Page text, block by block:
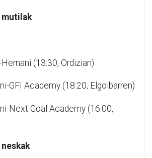
mutilak
(13:30, Ordizian)
GFI Academy (18:20, Elgoibarren)
Next Goal Academy (16:00,